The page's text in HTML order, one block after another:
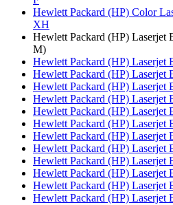
Hewlett Packard (HP) Color
XH
Hewlett Packard (HP) Laserjet
M)
Hewlett Packard (HP) Laserjet
Hewlett Packard (HP) Laserjet
Hewlett Packard (HP) Laserjet
Hewlett Packard (HP) Laserjet
Hewlett Packard (HP) Laserjet
Hewlett Packard (HP) Laserjet
Hewlett Packard (HP) Laserjet
Hewlett Packard (HP) Laserjet
Hewlett Packard (HP) Laserjet
Hewlett Packard (HP) Laserjet
Hewlett Packard (HP) Laserjet
Hewlett Packard (HP) Laserjet